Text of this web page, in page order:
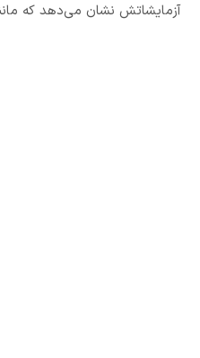
آزمایشاتش نشان می‌دهد که مانند یک